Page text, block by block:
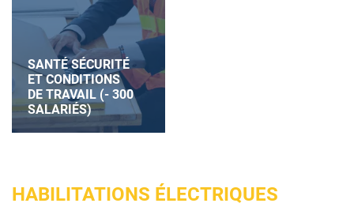
SANTÉ SÉCURITÉ
ET CONDITIONS
DE TRAVAIL (- 300
SALARIÉS)
HABILITATIONS ÉLECTRIQUES